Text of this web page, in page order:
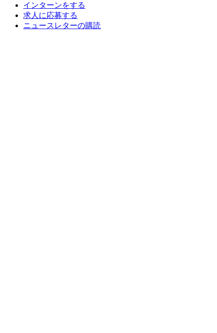
インターンをする
求人に応募する
ニュースレターの購読